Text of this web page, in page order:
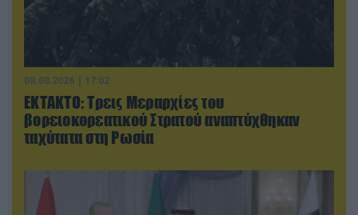
08.08.2026 | 17:02
ΕΚΤΑΚΤΟ: Τρεις Μεραρχίες του
βορειοκορεατικού Στρατού αναπτύχθηκαν
ταχύτατα στη Ρωσία